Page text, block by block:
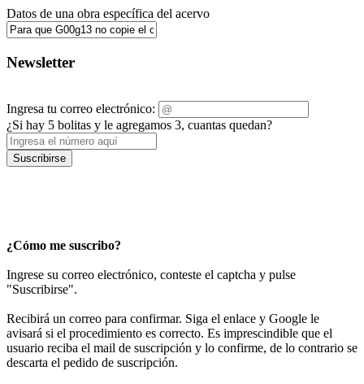
Datos de una obra específica del acervo
Newsletter
Ingresa tu correo electrónico:
¿Si hay 5 bolitas y le agregamos 3, cuantas quedan?
Suscribirse
¿Cómo me suscribo?
Ingrese su correo electrónico, conteste el captcha y pulse
"Suscribirse".
Recibirá un correo para confirmar. Siga el enlace y Google le
avisará si el procedimiento es correcto. Es imprescindible que el
usuario reciba el mail de suscripción y lo confirme, de lo contrario se
descarta el pedido de suscripción.